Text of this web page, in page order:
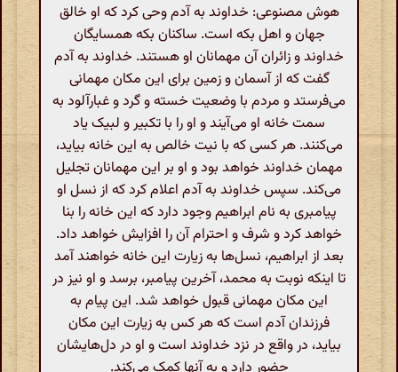
هوش مصنوعی: خداوند به آدم وحی کرد که او خالق
جهان و اهل بکه است. ساکنان بکه همسایگان
خداوند و زائران آن مهمانان او هستند. خداوند به آدم
گفت که از آسمان و زمین برای این مکان مهمانی
می‌فرستد و مردم با وضعیت خسته و گرد و غبارآلود به
سمت خانه او می‌آیند و او را با تکبیر و لبیک یاد
می‌کنند. هر کسی که با نیت خالص به این خانه بیاید،
مهمان خداوند خواهد بود و او بر این مهمانان تجلیل
می‌کند. سپس خداوند به آدم اعلام کرد که از نسل او
پیامبری به نام ابراهیم وجود دارد که این خانه را بنا
خواهد کرد و شرف و احترام آن را افزایش خواهد داد.
بعد از ابراهیم، نسل‌ها به زیارت این خانه خواهند آمد
تا اینکه نوبت به محمد، آخرین پیامبر، برسد و او نیز در
این مکان مهمانی قبول خواهد شد. این پیام به
فرزندان آدم است که هر کس به زیارت این مکان
بیاید، در واقع در نزد خداوند است و او در دل‌هایشان